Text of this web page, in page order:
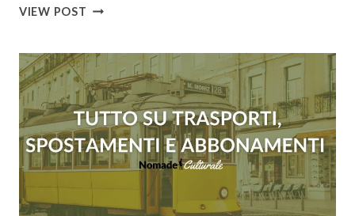
VIEW POST DOVE
LISBONA:
ZONE
MIGLIORI
CON
MAPPA
E
CONSIGLI